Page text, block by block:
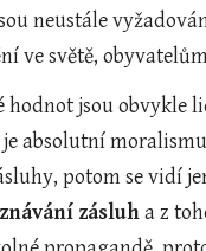
neustále
ve světě,
hodnot jsou obvykle
absolutní
potom se vidí
zásluh a z